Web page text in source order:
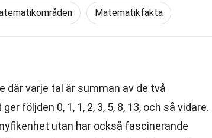
Matematikfakta
där varje tal är summan av de två
följden 0, 1, 1, 2, 3, 5, 8, 13, och så vidare.
utan har också fascinerande